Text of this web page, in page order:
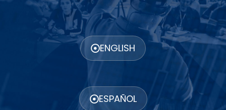
ENGLISH
ESPAÑOL